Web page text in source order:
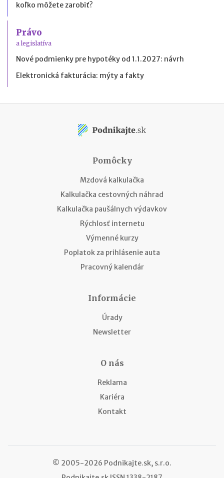
koľko môžete zarobiť?
Právo
a legislatíva
Nové podmienky pre hypotéky od 1.1.2027: návrh
Elektronická fakturácia: mýty a fakty
Pomôcky
Mzdová kalkulačka
Kalkulačka cestovných náhrad
Kalkulačka paušálnych výdavkov
Rýchlosť internetu
Výmenné kurzy
Poplatok za prihlásenie auta
Pracovný kalendár
Informácie
Úrady
Newsletter
O nás
Reklama
Kariéra
Kontakt
© 2005-2026 Podnikajte.sk, s.r.o.